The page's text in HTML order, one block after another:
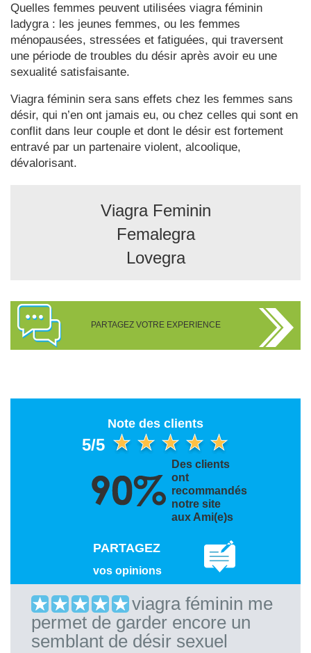
Quelles femmes peuvent utilisées viagra féminin
ladygra : les jeunes femmes, ou les femmes
ménopausées, stressées et fatiguées, qui traversent
une période de troubles du désir après avoir eu une
sexualité satisfaisante.
Viagra féminin sera sans effets chez les femmes sans
désir, qui n’en ont jamais eu, ou chez celles qui sont en
conflit dans leur couple et dont le désir est fortement
entravé par un partenaire violent, alcoolique,
dévalorisant.
Viagra Feminin
Femalegra
Lovegra
PARTAGEZ VOTRE EXPERIENCE
Note des clients
5/5
Des clients
ont
recommandés
notre site
aux Ami(e)s
PARTAGEZ
vos opinions
viagra féminin me
permet de garder encore un
semblant de désir sexuel